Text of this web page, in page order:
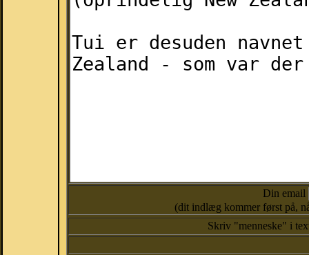
Din email
(dit indlæg kommer først på,
Skriv "menneske" i